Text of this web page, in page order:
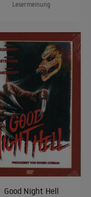
Lesermeinung
Good Night Hell